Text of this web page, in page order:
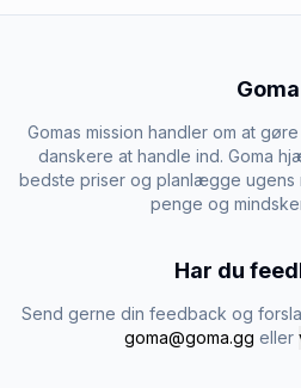
Goma
Gomas mission handler om at
danskere at handle ind. Goma
bedste priser og planlægge ugens
penge og
Har du
Send gerne din feedback og
goma@goma.gg eller